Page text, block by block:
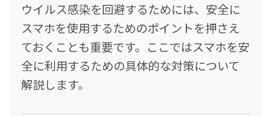
ウイルス感染を回避するためには、安全に
スマホを使用するためのポイントを押さえ
ておくことも重要です。ここではスマホを安
全に利用するための具体的な対策について
解説します。